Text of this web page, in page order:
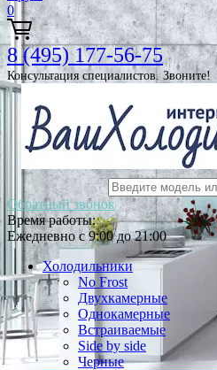
0
8 (495) 177-56-75
Консультация специалистов. Звоните!
Обратный звонок
Время работы:
Ежедневно с 9:00 до 21:00
Холодильники
No Frost
Двухкамерные
Однокамерные
Встраиваемые
Side by side
Черные